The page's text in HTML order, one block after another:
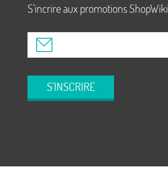
S'incrire aux promotions ShopWiki
S'INSCRIRE